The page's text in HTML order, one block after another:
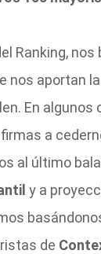
Ranking,
nos aportan
En algunos
a
al último
y a
de